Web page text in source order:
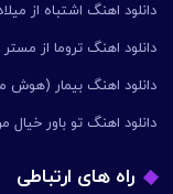
دانلود اهنگ اشتباه از
دانلود اهنگ تروما از مستر
دانلود اهنگ بیمار (هوش
دانلود اهنگ تو باور
راه های ارتباطی